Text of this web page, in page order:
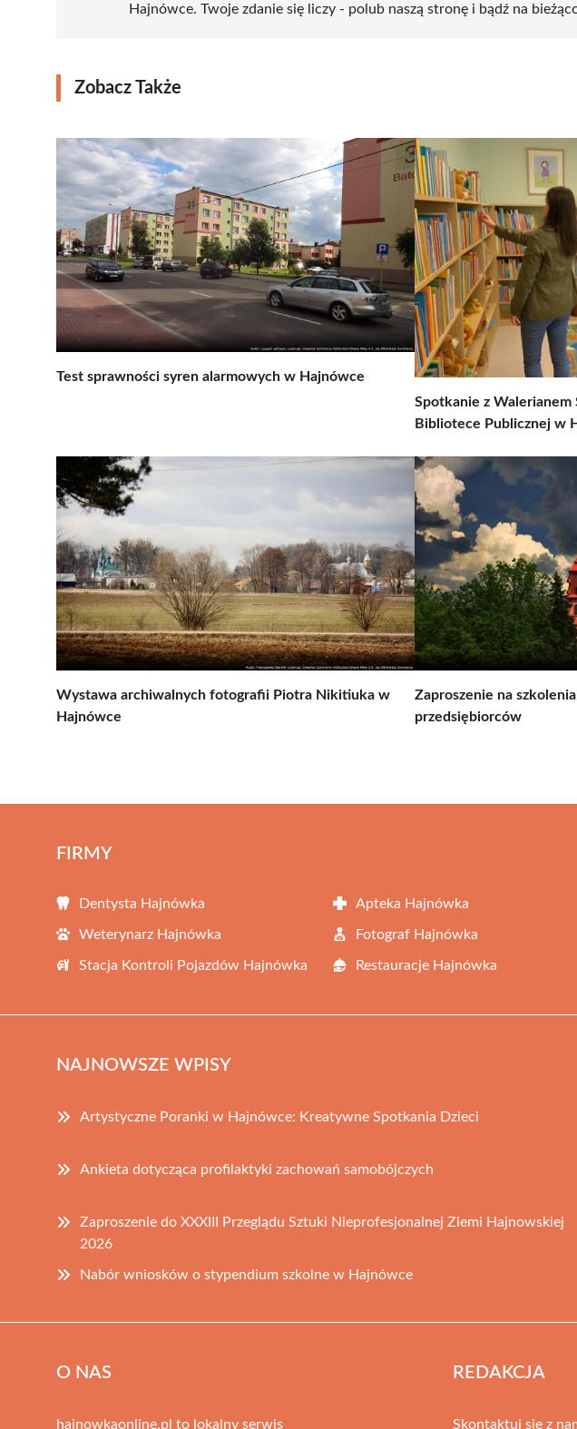
Hajnówce. Twoje zdanie się liczy - polub naszą stronę i bądź na
Zobacz Także
Test sprawności syren alarmowych w Hajnówce
Spotkanie z
Bibliotece Publicznej w
Wystawa archiwalnych fotografii Piotra Nikitiuka w
Hajnówce
Zaproszenie na szkolenia
przedsiębiorców
FIRMY
Dentysta Hajnówka Apteka Hajnówka
Weterynarz Hajnówka Fotograf Hajnówka
Stacja Kontroli Pojazdów Hajnówka Restauracje Hajnówka
NAJNOWSZE WPISY
Artystyczne Poranki w Hajnówce: Kreatywne Spotkania Dzieci
Ankieta dotycząca profilaktyki zachowań samobójczych
Zaproszenie do XXXIII Przeglądu Sztuki Nieprofesjonalnej Ziemi Hajnowskiej
2026
Nabór wniosków o stypendium szkolne w Hajnówce
O NAS
hajnowkaonline.pl to lokalny serwis
REDAKCJA
Skontaktuj się z